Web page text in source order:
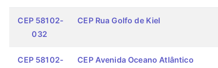
CEP 58102-
032
CEP Rua Golfo de Kiel
CEP 58102-
CEP Avenida Oceano Atlântico